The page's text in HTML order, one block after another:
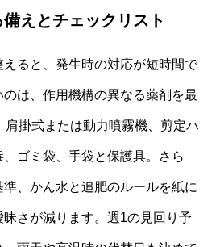
えとチェックリスト
ると、発生時の対応が短時間で
は、作用機構の異なる薬剤を最
肩掛式または動力噴霧機、剪定ハ
ゴミ袋、手袋と保護具。さら
、かん水と追肥のルールを紙に
さが減ります。週1の見回り予